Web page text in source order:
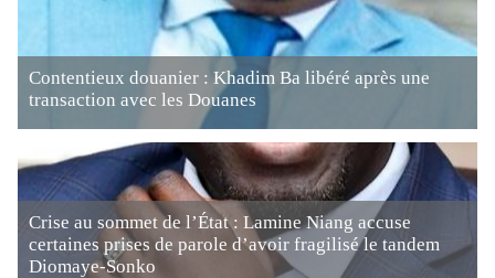
Contentieux douanier : Khadim Ba libéré après une
transaction avec les Douanes
Crise au sommet de l’État : Lamine Niang accuse
certaines prises de parole d’avoir fragilisé le tandem
Diomaye-Sonko